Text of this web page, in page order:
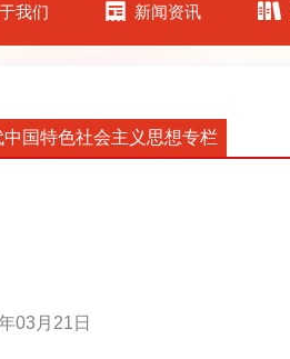
我们 新闻资讯
国特色社会主义思想专栏
03月21日